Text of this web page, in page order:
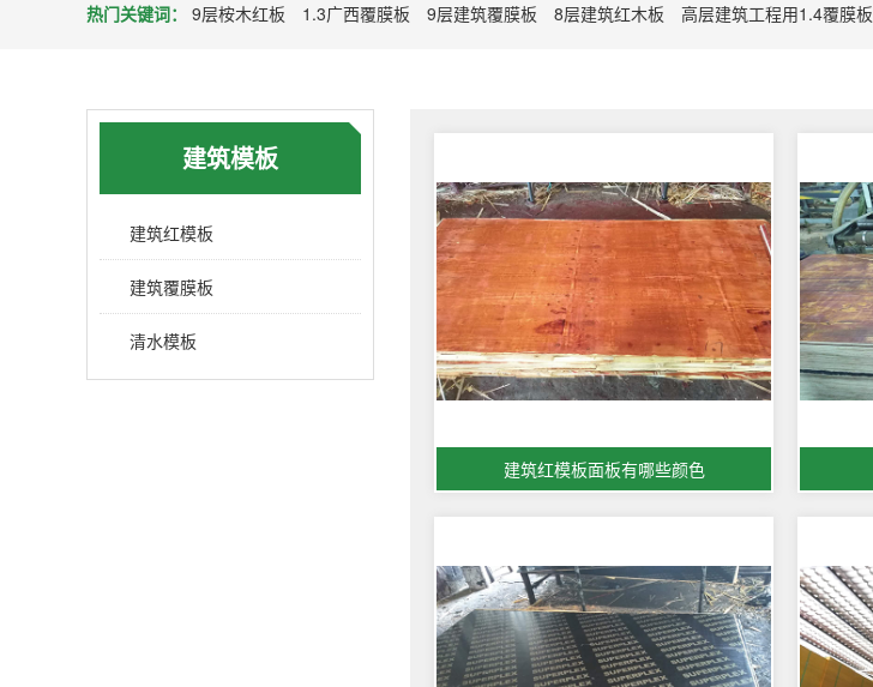
热门关键词： 9层桉木红板 1.3广西覆膜板 9层建筑覆膜板 8层建筑红木板 高层建筑工程用1.4覆膜板
建筑模板
建筑红模板
建筑覆膜板
清水模板
建筑红模板面板有哪些颜色